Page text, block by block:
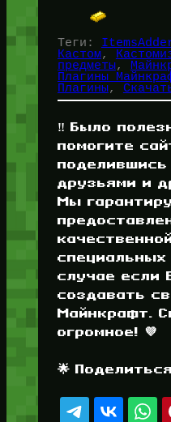
Теги:
Кастом,
предметы,
Плагины
Плагины,
‼️ Было
помогите
друзьями и
Мы
специальных
случае если
создавать
Майнкрафт.
огромное! 💜
🌟